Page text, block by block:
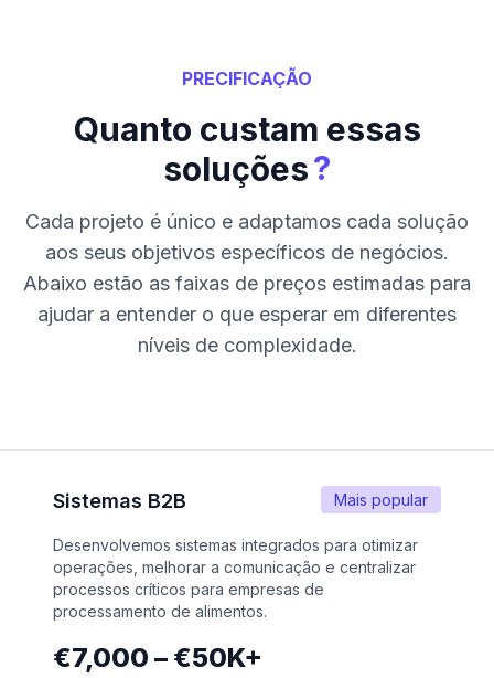
PRECIFICAÇÃO
Quanto custam essas
soluções?
Cada projeto é único e adaptamos cada solução
aos seus objetivos específicos de negócios.
Abaixo estão as faixas de preços estimadas para
ajudar a entender o que esperar em diferentes
níveis de complexidade.
Mais popular
Sistemas B2B
Desenvolvemos sistemas integrados para otimizar
operações, melhorar a comunicação e centralizar
processos críticos para empresas de
processamento de alimentos.
€7,000 – €50K+